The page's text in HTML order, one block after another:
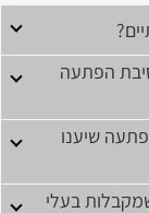
הפתעה
שיענו
בעלי